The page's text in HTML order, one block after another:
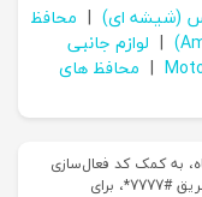
(شیشه ای) | محافظ
| لوازم جانبی
| محافظ های
به کمک کد فعال‌سازی
چاپ شده روی جعبه یا کارت گارانتی، دستگاه را از طریق #7777*، برای